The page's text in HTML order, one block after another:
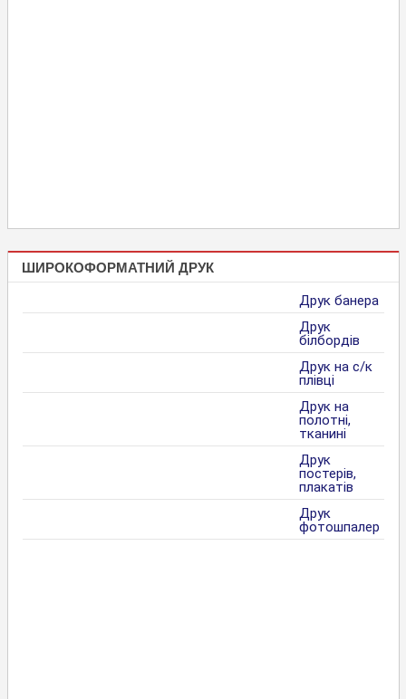
ШИРОКОФОРМАТНИЙ ДРУК
Друк банера
Друк
білбордів
Друк на с/к
плівці
Друк на
полотні,
тканині
Друк
постерів,
плакатів
Друк
фотошпалер